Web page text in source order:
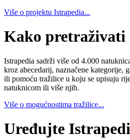
Više o projektu Istrapedia...
Kako pretraživati
Istrapedia sadrži više od 4.000
kroz abecedarij, naznačene kategorije,
ili pomoću tražilice u koju se upisuju
natuknicom ili više njih.
Više o mogućnostima tražilice...
Uređujte